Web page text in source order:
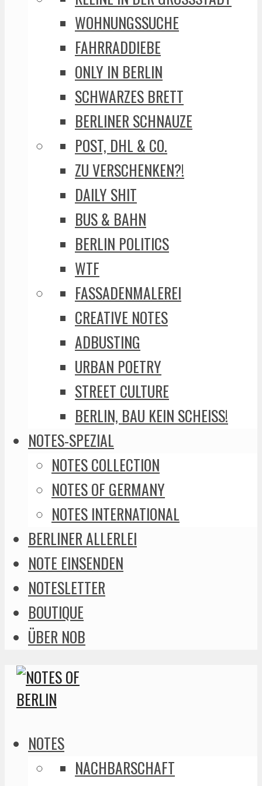
WOHNUNGSSUCHE
FAHRRADDIEBE
ONLY IN BERLIN
SCHWARZES BRETT
BERLINER SCHNAUZE
POST, DHL & CO.
ZU VERSCHENKEN?!
DAILY SHIT
BUS & BAHN
BERLIN POLITICS
WTF
FASSADENMALEREI
CREATIVE NOTES
ADBUSTING
URBAN POETRY
STREET CULTURE
BERLIN, BAU KEIN SCHEISS!
NOTES-SPEZIAL
NOTES COLLECTION
NOTES OF GERMANY
NOTES INTERNATIONAL
BERLINER ALLERLEI
NOTE EINSENDEN
NOTESLETTER
BOUTIQUE
ÜBER NOB
NOTES
NACHBARSCHAFT